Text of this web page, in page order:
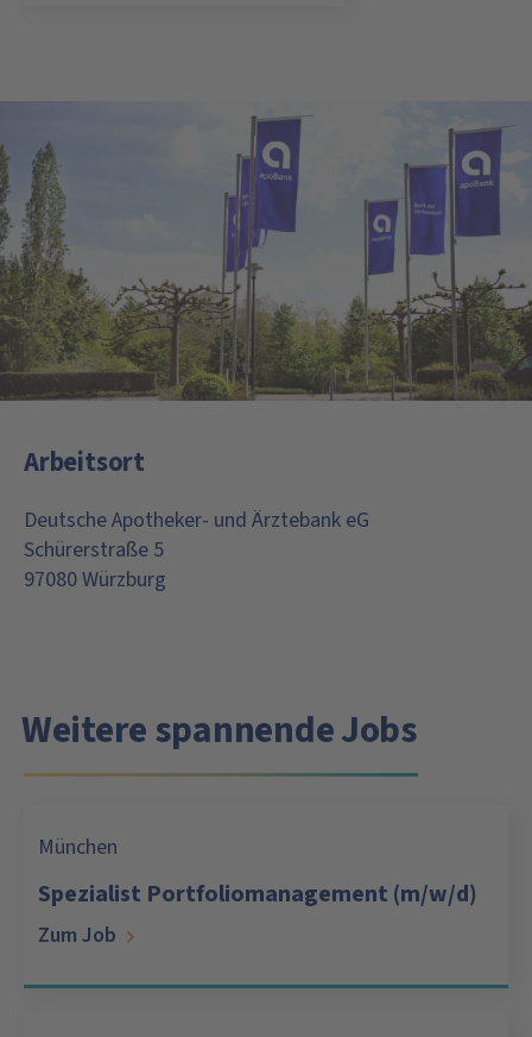
Arbeitsort
Deutsche Apotheker- und Ärztebank eG
Schürerstraße 5
97080 Würzburg
Weitere spannende Jobs
München
Spezialist Portfoliomanagement (m/w/d)
Zum Job